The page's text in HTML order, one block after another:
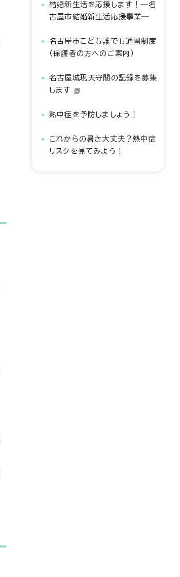
結婚新生活を応援します！―名
古屋市結婚新生活応援事業―
名古屋市こども誰でも通園制度
（保護者の方へのご案内）
名古屋城現天守閣の記録を募集
します
熱中症を予防しましょう！
これからの暑さ大丈夫？熱中症
リスクを見てみよう！